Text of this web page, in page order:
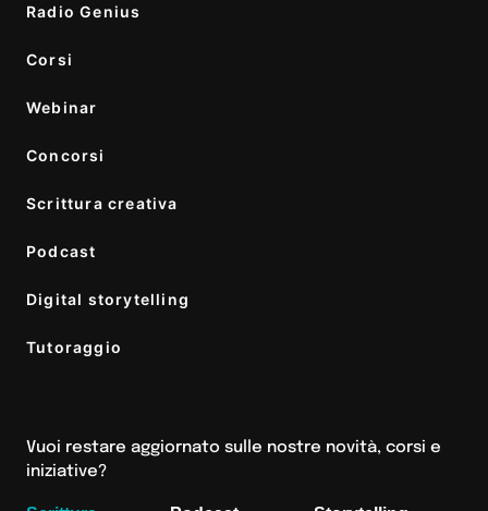
Radio Genius
Corsi
Webinar
Concorsi
Scrittura creativa
Podcast
Digital storytelling
Tutoraggio
Vuoi restare aggiornato sulle nostre novità, corsi e
iniziative?